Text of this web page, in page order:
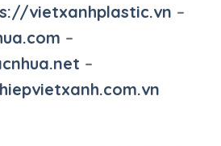
vietxanhplastic.vn –
–
–